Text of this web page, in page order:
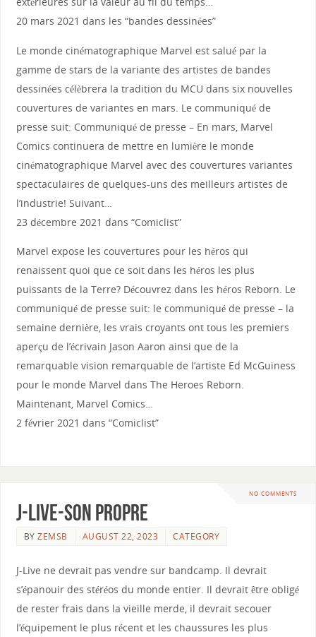
20 mars 2021 dans les “bandes dessinées”
Le monde cinématographique Marvel est salué par la
gamme de stars de la variante des artistes de bandes
dessinées célèbrera la tradition du MCU dans six nouvelles
couvertures de variantes en mars. Le communiqué de
presse suit: Communiqué de presse – En mars, Marvel
Comics continuera de mettre en lumière le monde
cinématographique Marvel avec des couvertures variantes
spectaculaires de quelques-uns des meilleurs artistes de
l’industrie! Suivant…
23 décembre 2021 dans “Comiclist”
Marvel expose les couvertures pour les héros qui
renaissent quoi que ce soit dans les héros les plus
puissants de la Terre? Découvrez dans les héros Reborn. Le
communiqué de presse suit: le communiqué de presse – la
semaine dernière, les vrais croyants ont tous les premiers
aperçu de l’écrivain Jason Aaron ainsi que de la
remarquable vision remarquable de l’artiste Ed McGuiness
pour le monde Marvel dans The Heroes Reborn.
Maintenant, Marvel Comics…
2 février 2021 dans “Comiclist”
NO COMMENTS
J-live-son propre
BYZEMSB AUGUST 22, 2023 CATEGORY
J-Live ne devrait pas vendre sur bandcamp. Il devrait
s’épanouir des stéréos du monde entier. Il devrait être obligé
de rester frais dans la vieille merde, il devrait secouer
l’équipement le plus récent et les chaussures les plus